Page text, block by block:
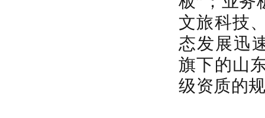
文旅科技
态发展迅
旗下的山
级资质的